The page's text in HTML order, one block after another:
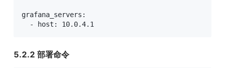
grafana_servers:
  - host: 10.0.4.1
5.2.2 部署命令